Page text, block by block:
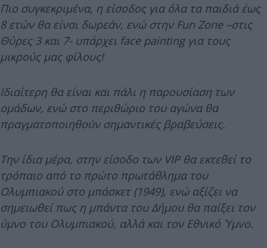
Πιο συγκεκριμένα, η είσοδος για όλα τα παιδιά έως
8 ετών θα είναι δωρεάν, ενώ στην Fun Zone –στις
Θύρες 3 και 7- υπάρχει face painting για τους
μικρούς μας φίλους!
Ιδιαίτερη θα είναι και πάλι η παρουσίαση των
ομάδων, ενώ στο περιθώριο του αγώνα θα
πραγματοποιηθούν σημαντικές βραβεύσεις.
Την ίδια μέρα, στην είσοδο των VIP θα εκτεθεί το
τρόπαιο από το πρώτο πρωτάθλημα του
Ολυμπιακού στο μπάσκετ (1949), ενώ αξίζει να
σημειωθεί πως η μπάντα του Δήμου θα παίξει τον
ύμνο του Ολυμπιακού, αλλά και τον Εθνικό Ύμνο.